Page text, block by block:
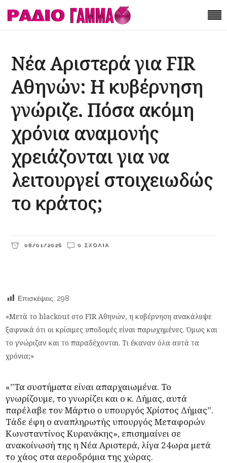
Νέα Αριστερά για FIR
Αθηνών: Η κυβέρνηση
γνώριζε. Πόσα ακόμη
χρόνια αναμονής
χρειάζονται για να
λειτουργεί στοιχειωδώς
το κράτος;
08/01/2026 0 ΣΧΌΛΙΑ
Επισκέψεις: 298
«Μετά το blackout στο FIR Αθηνών, η κυβέρνηση ανακάλυψε
ξαφνικά ότι οι κρίσιμες υποδομές είναι παρωχημένες. Όμως και
το γνώριζαν και το παραδέχονται. Τι έκαναν όλα αυτά τα
χρόνια;»
«”Τα συστήματα είναι απαρχαιωμένα. Το
γνωρίζουμε, το γνωρίζει και ο κ. Δήμας, αυτά
παρέλαβε τον Μάρτιο ο υπουργός Χρίστος Δήμας”.
Τάδε έφη ο αναπληρωτής υπουργός Μεταφορών
Κωνσταντίνος Κυρανάκης», επισημαίνει σε
ανακοίνωσή της η Νέα Αριστερά, λίγα 24ωρα μετά
το χάος στα αεροδρόμια της χώρας.